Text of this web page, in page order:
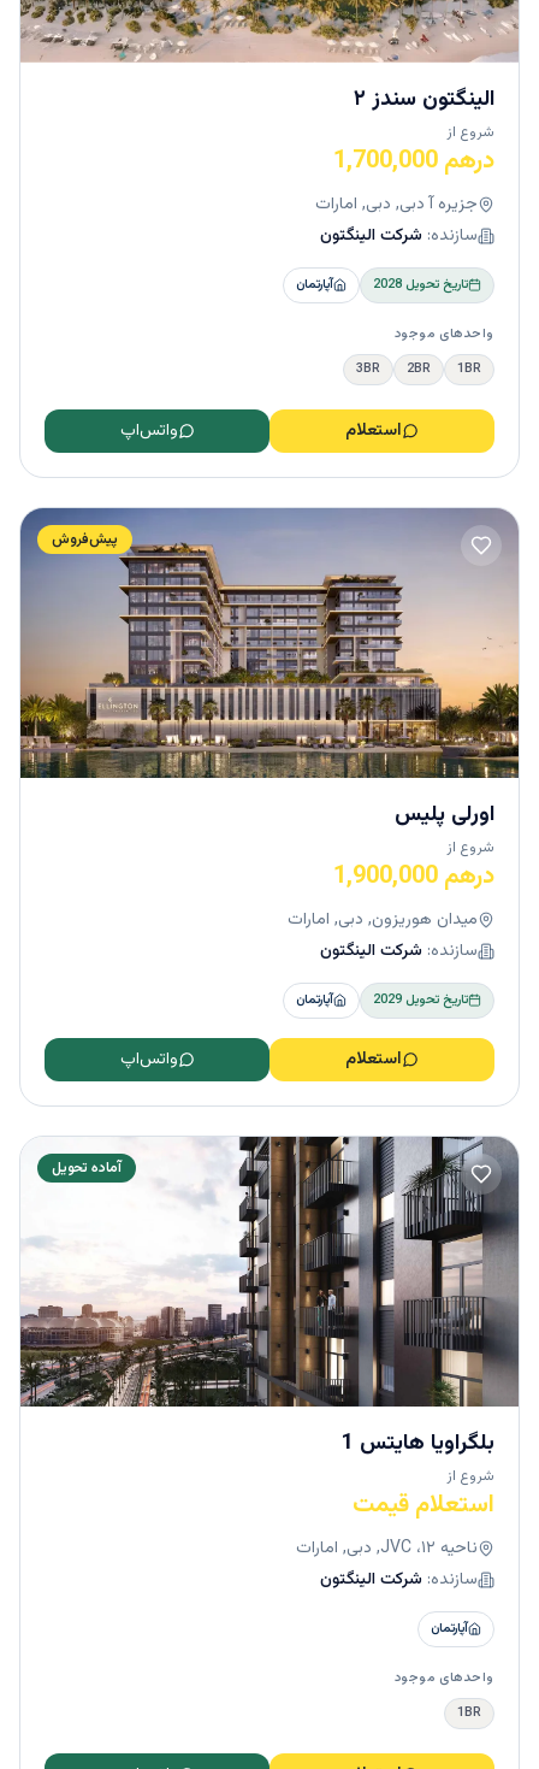
الینگتون سندز ۲
شروع از
درهم 1,700,000
جزیره آ دبی, دبی, امارات
سازنده: شرکت الینگتون
تاریخ تحویل2028 آپارتمان
واحدهای موجود
1BR
2BR
3BR
استعلام واتس‌اپ
پیش‌فروش
اورلی پلیس
شروع از
درهم 1,900,000
میدان هوریزون, دبی, امارات
سازنده: شرکت الینگتون
تاریخ تحویل2029 آپارتمان
استعلام واتس‌اپ
آماده تحویل
بلگراویا هایتس 1
شروع از
استعلام قیمت
ناحیه ۱۲، JVC, دبی, امارات
سازنده: شرکت الینگتون
آپارتمان
واحدهای موجود
1BR